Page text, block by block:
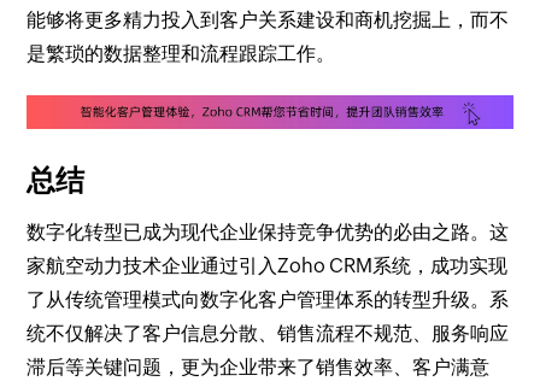
能够将更多精力投入到客户关系建设和商机挖掘上，而不
是繁琐的数据整理和流程跟踪工作。
总结
数字化转型已成为现代企业保持竞争优势的必由之路。这
家航空动力技术企业通过引入Zoho CRM系统，成功实现
了从传统管理模式向数字化客户管理体系的转型升级。系
统不仅解决了客户信息分散、销售流程不规范、服务响应
滞后等关键问题，更为企业带来了销售效率、客户满意